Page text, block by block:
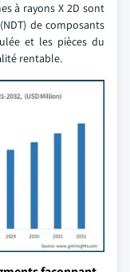
à rayons X 2D sont
de composants
et les pièces du
rentable.